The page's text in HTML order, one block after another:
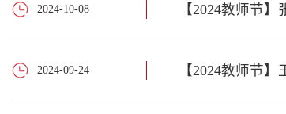
2024-10-08 【2024教师节
2024-09-24 【2024教师节